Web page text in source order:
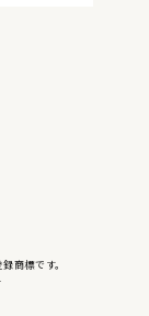
商標です。